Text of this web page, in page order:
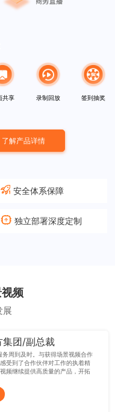
共享 录制回放 签到抽奖
了解产品详情
安全体系保障
独立部署深度定制
频
展
集团/副总裁
务周到及时。与获得场景视频合作
受到了合作伙伴对工作的执着精
频继续提供高质量的产品，开拓